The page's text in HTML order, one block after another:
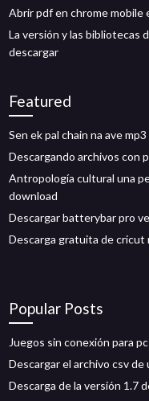
Abrir pdf en chrome mobile
La versión y las bibliotecas
descargar
Featured
Sen ek pal chain na ave
Descargando archivos con
Antropología cultural una
download
Descargar batterybar pro
Descarga gratuita de cricut
Popular Posts
Juegos sin conexión para
Descargar el archivo csv de
Descarga de la versión 1.7